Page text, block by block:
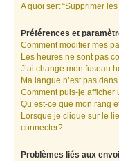
A quoi sert “Supprimer
Préférences et
Comment modifier mes
Les heures ne sont pas
J’ai changé mon fuseau
Ma langue n’est pas
Comment puis-je afficher
Qu’est-ce que mon rang
Lorsque je clique sur le
connecter?
Problèmes liés aux